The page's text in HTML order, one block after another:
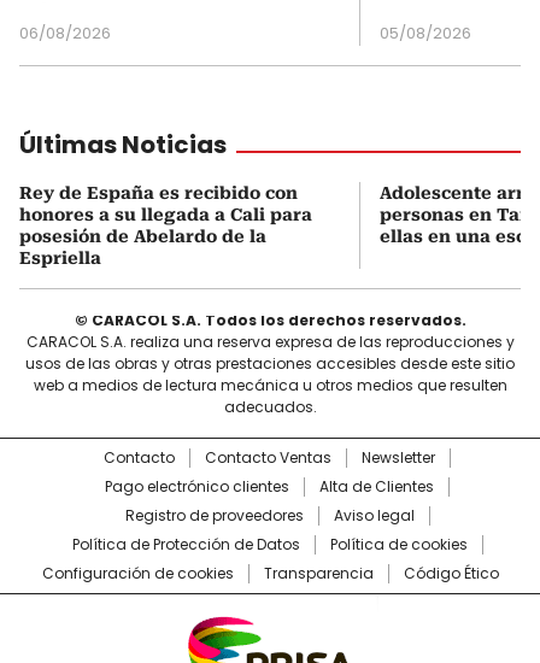
06/08/2026 05/08/2026
Últimas Noticias
Rey de España es recibido con
honores a su llegada a Cali para
posesión de Abelardo de la
Espriella
Adolescente
personas en
ellas en una
© CARACOL S.A. Todos los derechos reservados.
CARACOL S.A. realiza una reserva expresa de las reproducciones y
usos de las obras y otras prestaciones accesibles desde este sitio
web a medios de lectura mecánica u otros medios que resulten
adecuados.
Contacto Contacto Ventas
Newsletter
Pago electrónico clientes
Alta de Clientes
Registro de proveedores
Aviso legal
Política de Protección de Datos
Política de cookies
Configuración de cookies
Transparencia Código Ético